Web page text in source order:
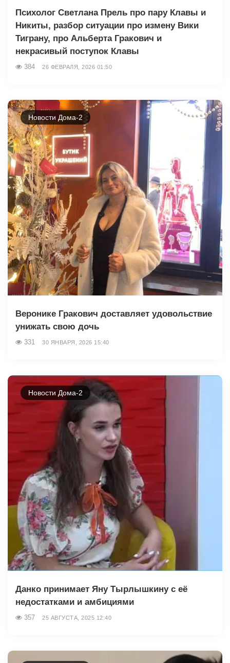
Психолог Светлана Прель про пару Клавы и
Никиты, разбор ситуации про измену Вики
Тиграну, про Альберта Гракович и
некрасивый поступок Клавы
384 26 ФЕВРАЛЯ, 2026 01:50
Новости Дома-2
Веронике Гракович доставляет удовольствие
унижать свою дочь
331 30 ЯНВАРЯ, 2026 15:40
Новости Дома-2
Данко принимает Яну Тырлышкину с её
недостатками и амбициями
357 25 АВГУСТА, 2025 12:40